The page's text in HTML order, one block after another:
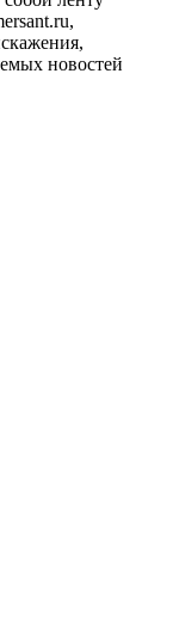
новостей